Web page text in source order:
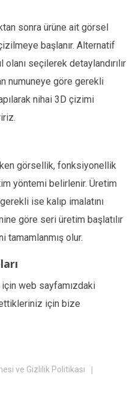
sonra ürüne ait görsel
başlanır. Alternatif
seçilerek detaylandırılır
numuneye göre gerekli
nihai 3D çizimi
görsellik, fonksiyonellik
yöntemi belirlenir. Üretim
ise kalıp imalatını
göre seri üretim başlatılır
tamamlanmış olur.
web sayfamızdaki
için bize
ve Gizlilik Politikası |